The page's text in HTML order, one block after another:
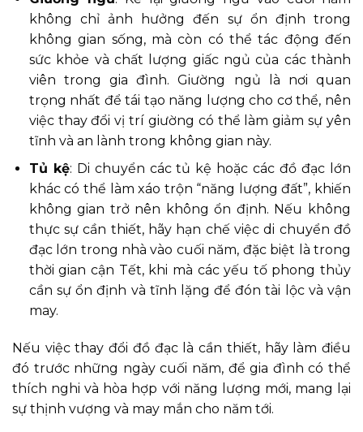
không chỉ ảnh hưởng đến sự ổn định trong
không gian sống, mà còn có thể tác động đến
sức khỏe và chất lượng giấc ngủ của các thành
viên trong gia đình. Giường ngủ là nơi quan
trọng nhất để tái tạo năng lượng cho cơ thể, nên
việc thay đổi vị trí giường có thể làm giảm sự yên
tĩnh và an lành trong không gian này.
Tủ kệ: Di chuyển các tủ kệ hoặc các đồ đạc lớn
khác có thể làm xáo trộn “năng lượng đất”, khiến
không gian trở nên không ổn định. Nếu không
thực sự cần thiết, hãy hạn chế việc di chuyển đồ
đạc lớn trong nhà vào cuối năm, đặc biệt là trong
thời gian cận Tết, khi mà các yếu tố phong thủy
cần sự ổn định và tĩnh lặng để đón tài lộc và vận
may.
Nếu việc thay đổi đồ đạc là cần thiết, hãy làm điều
đó trước những ngày cuối năm, để gia đình có thể
thích nghi và hòa hợp với năng lượng mới, mang lại
sự thịnh vượng và may mắn cho năm tới.